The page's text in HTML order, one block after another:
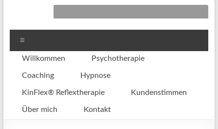
Willkommen Psychotherapie
Coaching Hypnose
KinFlex® Reflextherapie Kundenstimmen
Über mich Kontakt